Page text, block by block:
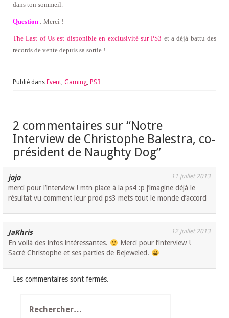
dans ton sommeil.
Question : Merci !
The Last of Us est disponible en exclusivité sur PS3 et a déjà battu des
records de vente depuis sa sortie !
Publié dans Event, Gaming, PS3
2 commentaires sur “Notre
Interview de Christophe Balestra, co-
président de Naughty Dog”
jojo 11 juillet 2013
merci pour l’interview ! mtn place à la ps4 :p j’imagine déjà le
résultat vu comment leur prod ps3 mets tout le monde d’accord
JaKhris 12 juillet 2013
En voilà des infos intéressantes.
Merci pour l’interview !
Sacré Christophe et ses parties de Bejeweled.
Les commentaires sont fermés.